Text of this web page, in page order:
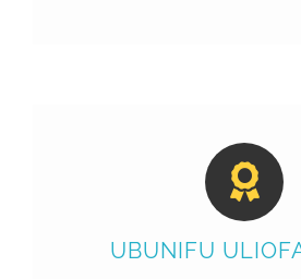
UBUNIFU